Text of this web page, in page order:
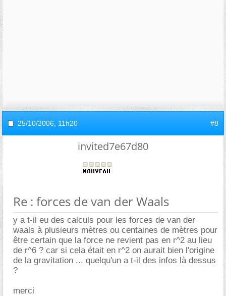
25/10/2006, 11h20 #8
invited7e67d80
Re : forces de van der Waals
y a t-il eu des calculs pour les forces de van der
waals à plusieurs mètres ou centaines de mètres pour
être certain que la force ne revient pas en r^2 au lieu
de r^6 ? car si cela était en r^2 on aurait bien l'origine
de la gravitation ... quelqu'un a t-il des infos là dessus
?
merci